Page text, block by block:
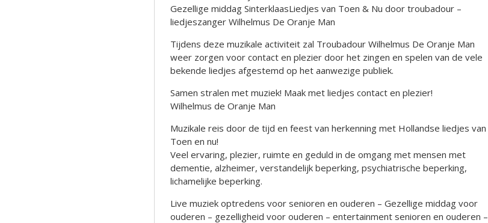
Gezellige middag SinterklaasLiedjes van Toen & Nu door troubadour –
liedjeszanger Wilhelmus De Oranje Man
Tijdens deze muzikale activiteit zal Troubadour Wilhelmus De Oranje Man
weer zorgen voor contact en plezier door het zingen en spelen van de vele
bekende liedjes afgestemd op het aanwezige publiek.
Samen stralen met muziek! Maak met liedjes contact en plezier!
Wilhelmus de Oranje Man
Muzikale reis door de tijd en feest van herkenning met Hollandse liedjes van
Toen en nu!
Veel ervaring, plezier, ruimte en geduld in de omgang met mensen met
dementie, alzheimer, verstandelijk beperking, psychiatrische beperking,
lichamelijke beperking.
Live muziek optredens voor senioren en ouderen – Gezellige middag voor
ouderen – gezelligheid voor ouderen – entertainment senioren en ouderen –